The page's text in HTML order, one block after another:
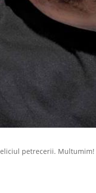
petrecerii. Multumim!